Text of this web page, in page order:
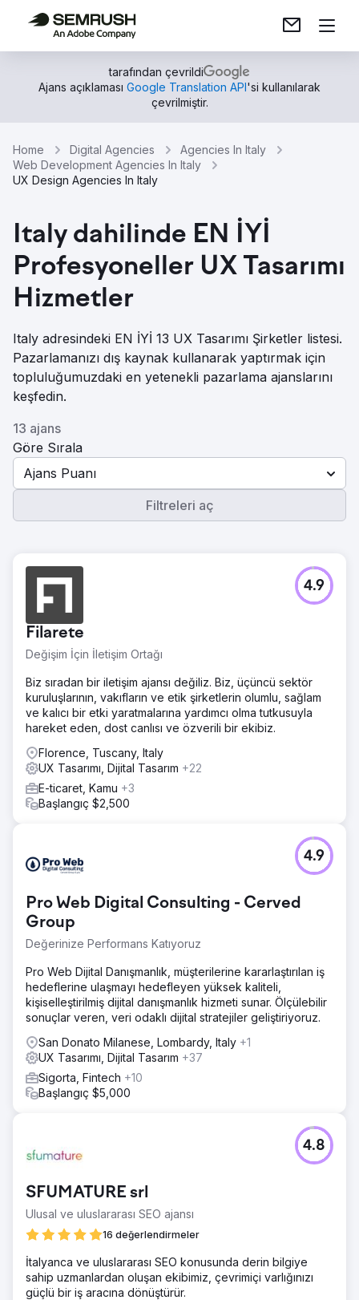
tarafından çevrildi
Ajans açıklaması Google Translation API'si kullanılarak
çevrilmiştir.
Home Digital Agencies
Agencies In Italy
Web Development Agencies In Italy
UX Design Agencies In Italy
Italy dahilinde EN İYİ
Profesyoneller UX Tasarımı
Hizmetler
Italy adresindeki EN İYİ 13 UX Tasarımı Şirketler listesi.
Pazarlamanızı dış kaynak kullanarak yaptırmak için
topluluğumuzdaki en yetenekli pazarlama ajanslarını
keşfedin.
13 ajans
Göre Sırala
Ajans Puanı
Filtreleri aç
Filarete
Değişim İçin İletişim Ortağı
4.9
Biz sıradan bir iletişim ajansı değiliz. Biz, üçüncü sektör
kuruluşlarının, vakıfların ve etik şirketlerin olumlu, sağlam
ve kalıcı bir etki yaratmalarına yardımcı olma tutkusuyla
hareket eden, dost canlısı ve özverili bir ekibiz.
Florence, Tuscany, Italy
UX Tasarımı, Dijital Tasarım +22
E-ticaret, Kamu +3
Başlangıç $2,500
Pro Web Digital Consulting - Cerved
Group
Değerinize Performans Katıyoruz
4.9
Pro Web Dijital Danışmanlık, müşterilerine kararlaştırılan iş
hedeflerine ulaşmayı hedefleyen yüksek kaliteli,
kişiselleştirilmiş dijital danışmanlık hizmeti sunar. Ölçülebilir
sonuçlar veren, veri odaklı dijital stratejiler geliştiriyoruz.
San Donato Milanese, Lombardy, Italy +1
UX Tasarımı, Dijital Tasarım +37
Sigorta, Fintech +10
Başlangıç $5,000
SFUMATURE srl
Ulusal ve uluslararası SEO ajansı
16 değerlendirmeler
4.8
İtalyanca ve uluslararası SEO konusunda derin bilgiye
sahip uzmanlardan oluşan ekibimiz, çevrimiçi varlığınızı
güçlü bir iş aracına dönüştürür.